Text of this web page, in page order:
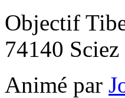
Objectif
74140
Animé par